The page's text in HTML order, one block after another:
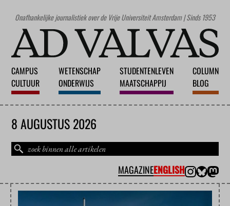
Onafhankelijke journalistiek over de Vrije Universiteit Amsterdam | Sinds 1953
CAMPUS
CULTUUR
WETENSCHAP
ONDERWIJS
STUDENTENLEVEN
MAATSCHAPPIJ
COLUMN
BLOG
8 AUGUSTUS 2026
MAGAZINEENGLISH